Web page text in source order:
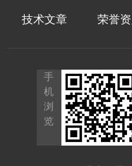
技术文章 荣誉
手
机
浏
览